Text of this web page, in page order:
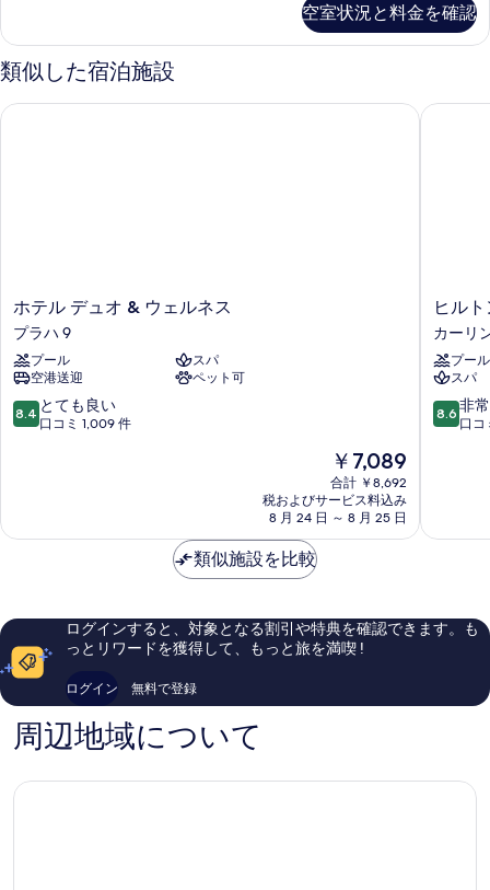
詳
細
空室状況と料金を確認
類似した宿泊施設
ホ
テ
ル
デ
ュ
オ
&
プ
ホテル デュオ & ウェルネス
プラハ 9
プール
スパ
空港送迎
ペット可
10
段
も
コ
1,009
件
の
口
ミ
8.4 とても良い
口コミ 1,009 件
現
在
の
料
金
￥7,089
合計 ￥8,692
税およびサービス料込み
8 月 24 日 ～ 8 月 25 日
ホテル デュオ & ウェルネス
ヒ
ル
ト
ン
プ
ラ
ハ
カ
ヒル
カーリ
プール
スパ
10
段
に
コ
ミ
ミ
8.6 非
口コ
ヒルト
類似施設を比較
ログインすると、対象となる割引や特典を確認できます。も
っとリワードを獲得して、もっと旅を満喫 !
ログイン 無料で登録
周辺地域について